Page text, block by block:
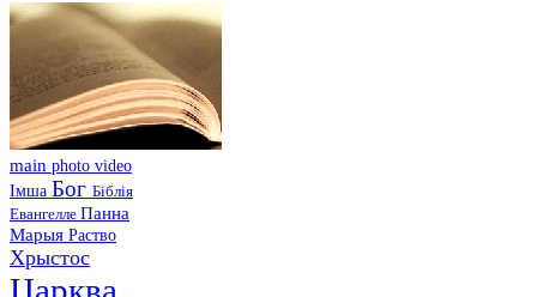
main photo video
Імша Бог Біблія
Евангелле Панна
Марыя Раство
Хрыстос